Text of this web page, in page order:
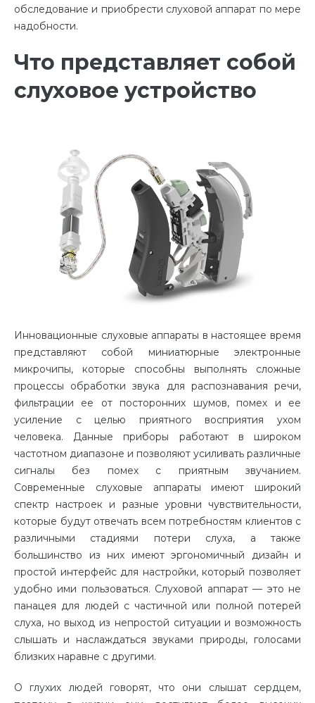
обследование и приобрести слуховой аппарат по мере
надобности.
Что представляет собой
слуховое устройство
Инновационные слуховые аппараты в настоящее время
представляют собой миниатюрные электронные
микрочипы, которые способны выполнять сложные
процессы обработки звука для распознавания речи,
фильтрации ее от посторонних шумов, помех и ее
усиление с целью приятного восприятия ухом
человека. Данные приборы работают в широком
частотном диапазоне и позволяют усиливать различные
сигналы без помех с приятным звучанием.
Современные слуховые аппараты имеют широкий
спектр настроек и разные уровни чувствительности,
которые будут отвечать всем потребностям клиентов с
различными стадиями потери слуха, а также
большинство из них имеют эргономичный дизайн и
простой интерфейс для настройки, который позволяет
удобно ими пользоваться. Слуховой аппарат — это не
панацея для людей с частичной или полной потерей
слуха, но выход из непростой ситуации и возможность
слышать и наслаждаться звуками природы, голосами
близких наравне с другими.
О глухих людей говорят, что они слышат сердцем,